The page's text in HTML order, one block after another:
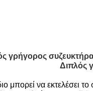
γρήγορος
Διπλός
μπορεί να εκτελέσει